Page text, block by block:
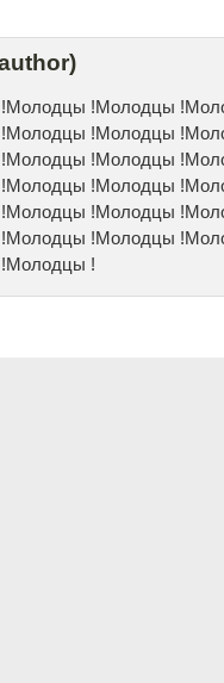
!Молодцы
!Молодцы
!Молодцы
!Молодцы
!Молодцы
!Молодцы
!